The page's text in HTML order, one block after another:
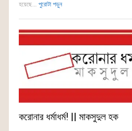
হয়েছে... পুরোটা পড়ুন
করোনার ধর্মাধর্ম! || মাকসুদুল হক